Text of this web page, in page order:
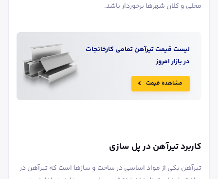
محلی و کلان ‌شهرها برخوردار باشد.
لیست قیمتتیرآهنتمامی کارخانجات
در بازار امروز
مشاهده قیمت
کاربرد تیرآهن در پل ‌سازی
تیرآهن یکی از مواد اساسی در ساخت و سازها است که تیرآهن در